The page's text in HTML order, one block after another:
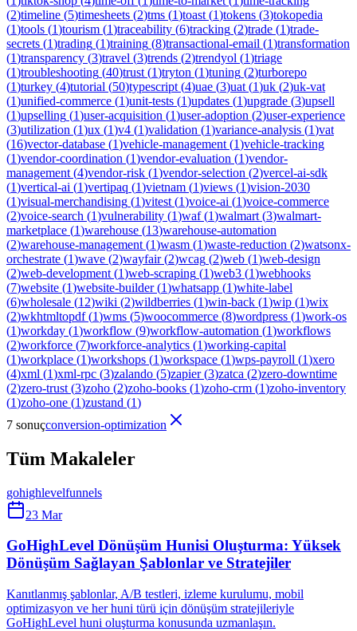
(2)timeline (5)timesheets (2)tms (1)toast (1)tokens (3)tokopedia
(1)tools (1)tourism (1)traceability (6)tracking (2)trade (1)trade-
secrets (1)trading (1)training (8)transactional-email (1)transformation
(1)transparency (3)travel (3)trends (2)trendyol (1)triage
(1)troubleshooting (40)trust (1)tryton (1)tuning (2)turborepo
(1)turkey (4)tutorial (50)typescript (4)uae (3)uat (1)uk (2)uk-vat
(1)unified-commerce (1)unit-tests (1)updates (1)upgrade (3)upsell
(1)upselling (1)user-acquisition (1)user-adoption (2)user-experience
(3)utilization (1)ux (1)v4 (1)validation (1)variance-analysis (1)vat
(16)vector-database (1)vehicle-management (1)vehicle-tracking
(1)vendor-coordination (1)vendor-evaluation (1)vendor-
management (4)vendor-risk (1)vendor-selection (2)vercel-ai-sdk
(1)vertical-ai (1)vertipaq (1)vietnam (1)views (1)vision-2030
(1)visual-merchandising (1)vitest (1)voice-ai (1)voice-commerce
(2)voice-search (1)vulnerability (1)waf(1)walmart (3)walmart-
marketplace (1)warehouse (13)warehouse-automation
(2)warehouse-management (1)wasm (1)waste-reduction (2)watsonx-
orchestrate (1)wave (2)wayfair(2)wcag (2)web (1)web-design
(2)web-development (1)web-scraping (1)web3 (1)webhooks
(7)website (1)website-builder(1)whatsapp (1)white-label
(6)wholesale (12)wiki (2)wildberries (1)win-back (1)wip (1)wix
(2)wkhtmltopdf(1)wms (5)woocommerce (8)wordpress (1)work-os
(1)workday (1)workflow (9)workflow-automation (1)workflows
(2)workforce (7)workforce-analytics (1)working-capital
(1)workplace (1)workshops (1)workspace (1)wps-payroll (1)xero
(4)xml (1)xml-rpc (3)zalando (5)zapier(3)zatca (2)zero-downtime
(2)zero-trust (3)zoho (2)zoho-books (1)zoho-crm (1)zoho-inventory
(1)zoho-one (1)zustand (1)
7 sonuçconversion-optimization
Tüm Makaleler
gohighlevelfunnels
23 Mar
GoHighLevel Dönüşüm Hunisi Oluşturma: Yüksek
Dönüşüm Sağlayan Şablonlar ve Stratejiler
Kanıtlanmış şablonlar, A/B testleri, izleme kurulumu, mobil
optimizasyon ve her huni türü için dönüşüm stratejileriyle
GoHighLevel huni oluşturma konusunda uzmanlaşın.